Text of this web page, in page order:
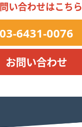
い合わせはこちら
03-6431-0076
お問い合わせ